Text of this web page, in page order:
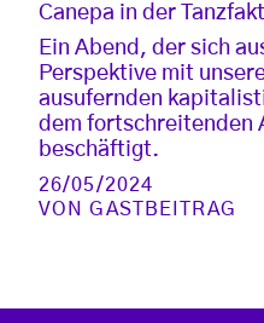
Canepa in der
Ein Abend, der sich
Perspektive mit
ausufernden
dem fortschreitenden
beschäftigt.
26/05/2024
VONGASTBEITRAG